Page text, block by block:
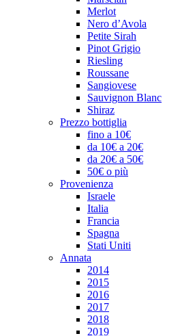
Merlot
Nero d’Avola
Petite Sirah
Pinot Grigio
Riesling
Roussane
Sangiovese
Sauvignon Blanc
Shiraz
Prezzo bottiglia
fino a 10€
da 10€ a 20€
da 20€ a 50€
50€ o più
Provenienza
Israele
Italia
Francia
Spagna
Stati Uniti
Annata
2014
2015
2016
2017
2018
2019